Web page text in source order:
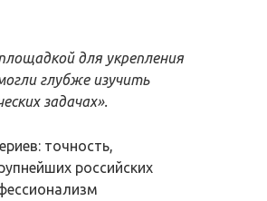
для укрепления
глубже изучить
задачах».
точность,
российских